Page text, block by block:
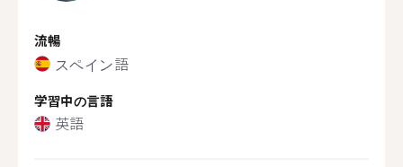
流暢
スペイン語
学習中の言語
英語